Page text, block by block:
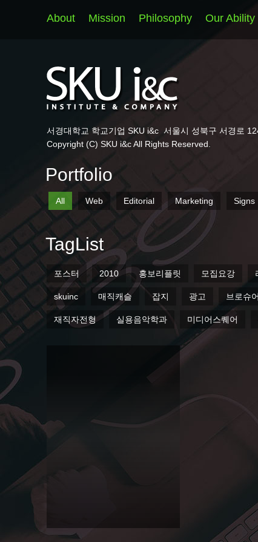
About Mission Philosophy Our Ability
서경대학교 학교기업 SKU i&c 서울시 성북구 서경로
Copyright (C) SKU i&c All Rights Reserved.
Portfolio
All Web Editorial Marketing Signs
TagList
포스터 2010 홍보리플릿 모집요강
skuinc 매직캐슬 잡지 광고 브로슈어
재직자전형 실용음악학과 미디어스퀘어